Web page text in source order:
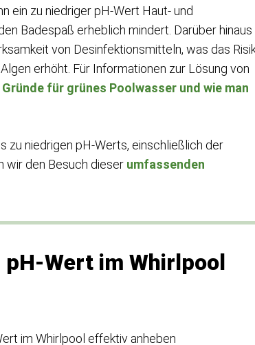
ein zu niedriger pH-Wert Haut- und
Badespaß erheblich mindert. Darüber hinaus
von Desinfektionsmitteln, was das
erhöht. Für Informationen zur Lösung von
Gründe für grünes Poolwasser und wie man
zu niedrigen pH-Werts, einschließlich der
wir den Besuch dieser umfassenden
Wert im Whirlpool